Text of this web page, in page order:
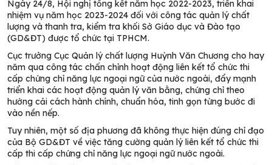
Ngày 24/8, Hội nghị tổng kết năm học 2022-2023, triển khai
nhiệm vụ năm học 2023-2024 đối với công tác quản lý chất
lượng và thanh tra, kiểm tra khối Sở Giáo dục và Đào tạo
(GD&ĐT) được tổ chức tại TPHCM.
Cục trưởng Cục Quản lý chất lượng Huỳnh Văn Chương cho hay
năm qua công tác chấn chỉnh hoạt động liên kết tổ chức thi
cấp chứng chỉ năng lực ngoại ngữ của nước ngoài, đẩy mạnh
triển khai các hoạt động quản lý văn bằng, chứng chỉ theo
hướng cải cách hành chính, chuẩn hóa, tinh gọn từng bước đi
vào nền nếp.
Tuy nhiên, một số địa phương đã không thực hiện đúng chỉ đạo
của Bộ GD&ĐT về việc tăng cường quản lý liên kết tổ chức thi
cấp thi cấp chứng chỉ năng lực ngoại ngữ nước ngoài.